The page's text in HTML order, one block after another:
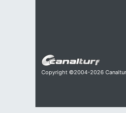
Copyright ©2004-2026